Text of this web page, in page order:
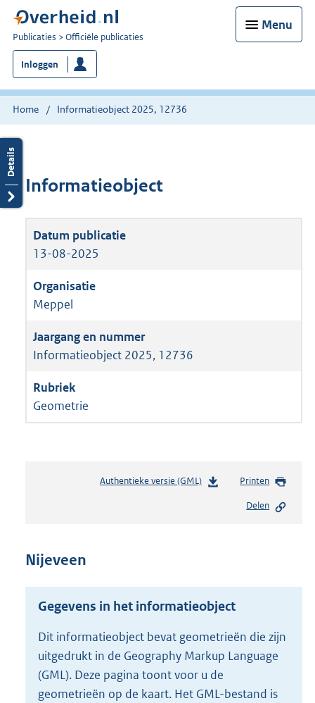
Menu
U
bent
nu
hier:
Publicaties Officiële publicaties
Inloggen
Home Informatieobject 2025, 12736
Informatieobject
13-08-2025
Meppel
Informatieobject 2025, 12736
Geometrie
Authentieke versie (GML)b
s
r
o
t
t
e
Printen
Delen
Nijeveen
Gegevens in het informatieobject
Dit informatieobject bevat geometrieën die zijn
uitgedrukt in de Geography Markup Language
(GML). Deze pagina toont voor u de
geometrieën op de kaart. Het GML-bestand is